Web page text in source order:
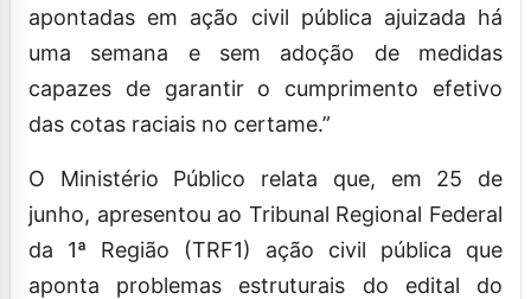
apontadas em ação civil pública ajuizada há
uma semana e sem adoção de medidas
capazes de garantir o cumprimento efetivo
das cotas raciais no certame.”
O Ministério Público relata que, em 25 de
junho, apresentou ao Tribunal Regional Federal
da 1ª Região (TRF1) ação civil pública que
aponta problemas estruturais do edital do